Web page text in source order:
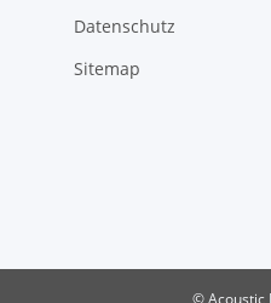
Datenschutz
Sitemap